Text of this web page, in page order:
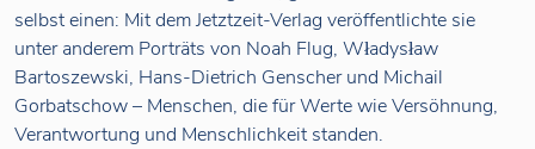
selbst einen: Mit dem Jetztzeit-Verlag veröffentlichte sie
unter anderem Porträts von Noah Flug, Władysław
Bartoszewski, Hans-Dietrich Genscher und Michail
Gorbatschow – Menschen, die für Werte wie Versöhnung,
Verantwortung und Menschlichkeit standen.